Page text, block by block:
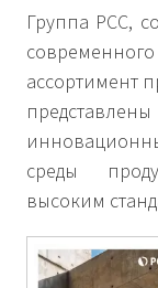
Группа РСС,
ассортимент
среды
высоким